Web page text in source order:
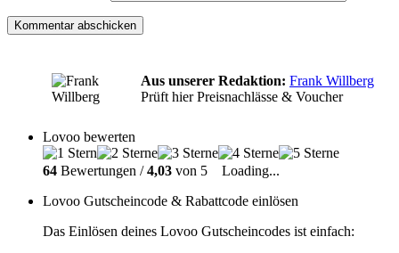
Aus unserer Redaktion: Frank Willberg
Prüft hier Preisnachlässe & Voucher
Lovoo bewerten
64 Bewertungen /4,03 von 5
Loading...
Lovoo Gutscheincode & Rabattcode einlösen
Das Einlösen deines Lovoo Gutscheincodes ist einfach: